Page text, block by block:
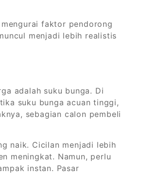
faktor pendorong
menjadi lebih realistis
adalah suku bunga. Di
suku bunga acuan tinggi,
sebagian calon pembeli
naik. Cicilan menjadi lebih
meningkat. Namun, perlu
instan. Pasar